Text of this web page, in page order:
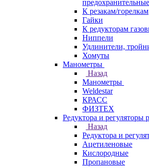
предохранительные
К резакам/горелкам
Гайки
К редукторам
Ниппели
Удлинители,
Хомуты
Манометры
Назад
Манометры
Weldestar
КРАСС
ФИЗТЕХ
Редуктора и регуляторы
Назад
Редуктора и
Ацетиленовые
Кислородные
Пропановые